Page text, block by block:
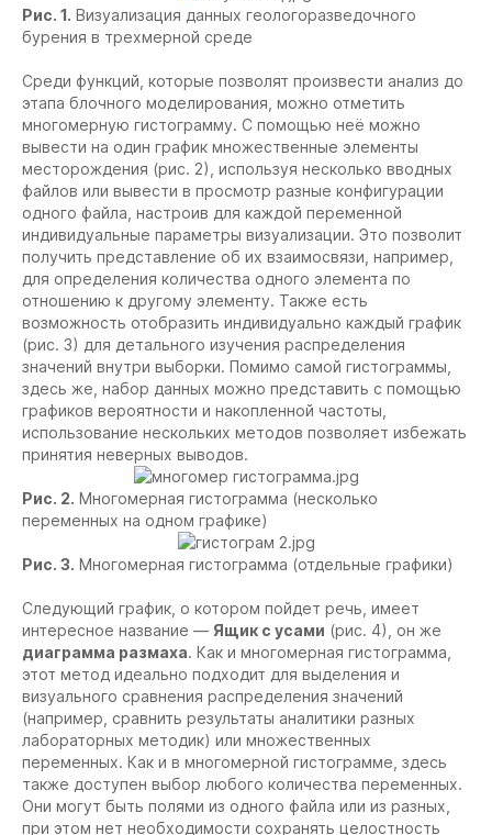
Рис. 1. Визуализация данных геологоразведочного
бурения в трехмерной среде
Среди функций, которые позволят произвести анализ до
этапа блочного моделирования, можно отметить
многомерную гистограмму. С помощью неё можно
вывести на один график множественные элементы
месторождения (рис. 2), используя несколько вводных
файлов или вывести в просмотр разные конфигурации
одного файла, настроив для каждой переменной
индивидуальные параметры визуализации. Это позволит
получить представление об их взаимосвязи, например,
для определения количества одного элемента по
отношению к другому элементу. Также есть
возможность отобразить индивидуально каждый график
(рис. 3) для детального изучения распределения
значений внутри выборки. Помимо самой гистограммы,
здесь же, набор данных можно представить с помощью
графиков вероятности и накопленной частоты,
использование нескольких методов позволяет избежать
принятия неверных выводов.
Рис. 2. Многомерная гистограмма (несколько
переменных на одном графике)
Рис. 3. Многомерная гистограмма (отдельные графики)
Следующий график, о котором пойдет речь, имеет
интересное название — Ящик с усами (рис. 4), он же
диаграмма размаха. Как и многомерная гистограмма,
этот метод идеально подходит для выделения и
визуального сравнения распределения значений
(например, сравнить результаты аналитики разных
лабораторных методик) или множественных
переменных. Как и в многомерной гистограмме, здесь
также доступен выбор любого количества переменных.
Они могут быть полями из одного файла или из разных,
при этом нет необходимости сохранять целостность